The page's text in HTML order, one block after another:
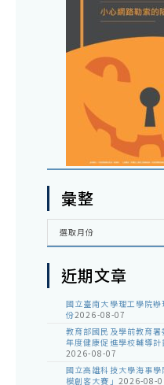
彙整
彙
選取月份
近期文章
國立臺南大學理工學院
份2026-08-07
教育部國民及學前教育
年度健康促進學校輔導
2026-08-07
國立高雄科技大學海事
模創客大賽」 2026-08-